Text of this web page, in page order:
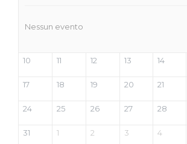
Nessun evento
10 11 12 13 14
17 18 19 20 21
24 25 26 27 28
31 1 2 3 4